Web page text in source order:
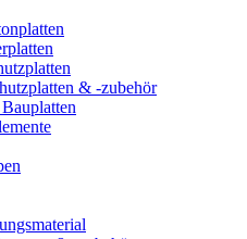
& -zubehör